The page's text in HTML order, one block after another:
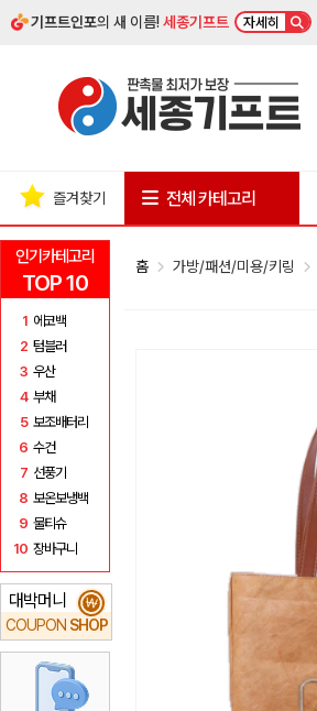
기프트인포의 새 이름!세종기프트 자세히
인기카테고리
TOP 10
1 에코백
2 텀블러
3 우산
4 부채
5 보조배터리
6 수건
7 선풍기
8 보온보냉백
9 물티슈
10 장바구니
대박머니
COUPON SHOP
₩
즐겨찾기 전체 카테고리
홈 가방/패션/미용/키링